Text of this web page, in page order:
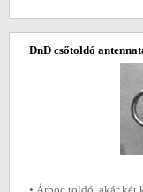
DnD csőtoldó